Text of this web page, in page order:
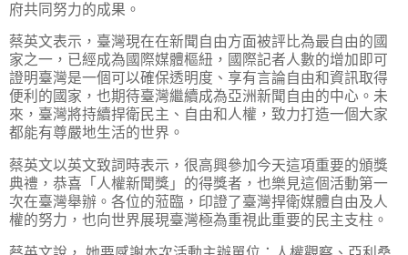
府共同努力的成果。
蔡英文表示，臺灣現在在新聞自由方面被評比為最自由的國
家之一，已經成為國際媒體樞紐，國際記者人數的增加即可
證明臺灣是一個可以確保透明度、享有言論自由和資訊取得
便利的國家，也期待臺灣繼續成為亞洲新聞自由的中心。未
來，臺灣將持續捍衛民主、自由和人權，致力打造一個大家
都能有尊嚴地生活的世界。
蔡英文以英文致詞時表示，很高興參加今天這項重要的頒獎
典禮，恭喜「人權新聞獎」的得獎者，也樂見這個活動第一
次在臺灣舉辦。各位的蒞臨，印證了臺灣捍衛媒體自由及人
權的努力，也向世界展現臺灣極為重視此重要的民主支柱。